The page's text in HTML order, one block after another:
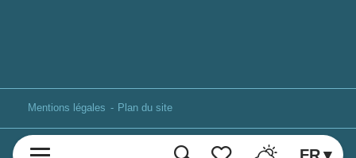
Mentions légales Plan du site